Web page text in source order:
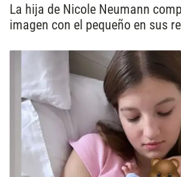
La hija de Nicole Neumann
imagen con el pequeño en sus